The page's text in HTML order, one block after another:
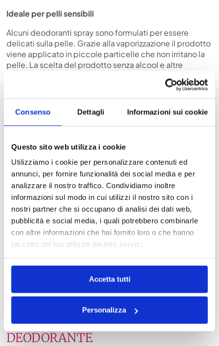
Consenso Dettagli Informazioni sui cookie
Questo sito web utilizza i cookie
Utilizziamo i cookie per personalizzare contenuti ed
annunci, per fornire funzionalità dei social media e per
analizzare il nostro traffico. Condividiamo inoltre
informazioni sul modo in cui utilizzi il nostro sito con i
nostri partner che si occupano di analisi dei dati web,
pubblicità e social media, i quali potrebbero combinarle
con altre informazioni che hai fornito loro o che hanno
raccolto dal tuo utilizzo dei loro servizi.
Accetta tutti
Personalizza
Ideale per pelli sensibili
Alcuni deodoranti spray sono formulati per essere
delicati sulla pelle. Grazie alla vaporizzazione il prodotto
viene applicato in piccole particelle che non irritano la
pelle. La scelta del prodotto senza alcool e altre
sostanze potenzialmente irritanti lo rende il deodorante
Il deodorante spray ha una ridotta probabilità di lasciare
soprattutto se si indossano capi scuri o delicati che
potrebbero essere rovinati da alcuni ingredienti
contenuti nei deodoranti tradizionali.
Varietà di profumazioni
Tendenzialmente il deodorante spray ha una varietà
maggiore di profumazioni, questo rende più facile la
scelta di quella che si avvicina di più o che risulta più
compatibile con il profumo che siamo solite indossare.
vantaggi, sia in termini di comodità, igiene e praticità.
Rispetto ai deodoranti tradizionali i prodotti spray sono
più versatili, asciugano più rapidamente e riducono
COME UTILIZZARE IL
DEODORANTE